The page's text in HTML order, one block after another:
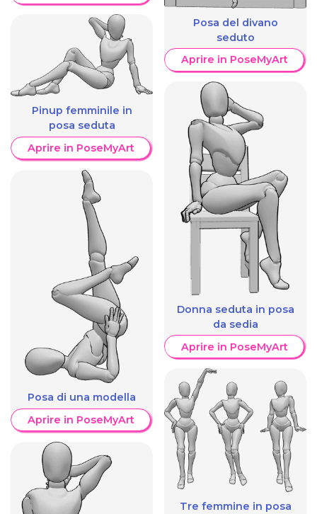
Pinup femminile in
posa seduta
Aprire in PoseMyArt
Posa di una modella
Aprire in PoseMyArt
Posa del divano
seduto
Aprire in PoseMyArt
Donna seduta in posa
da sedia
Aprire in PoseMyArt
Tre femmine in posa